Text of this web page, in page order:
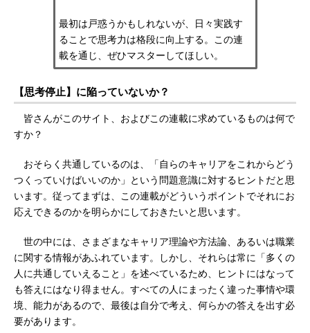
最初は戸惑うかもしれないが、日々実践す
ることで思考力は格段に向上する。この連
載を通じ、ぜひマスターしてほしい。
【思考停止】に陥っていないか？
皆さんがこのサイト、およびこの連載に求めているものは何で
すか？
おそらく共通しているのは、「自らのキャリアをこれからどう
つくっていけばいいのか」という問題意識に対するヒントだと思
います。従ってまずは、この連載がどういうポイントでそれにお
応えできるのかを明らかにしておきたいと思います。
世の中には、さまざまなキャリア理論や方法論、あるいは職業
に関する情報があふれています。しかし、それらは常に「多くの
人に共通していえること」を述べているため、ヒントにはなって
も答えにはなり得ません。すべての人にまったく違った事情や環
境、能力があるので、最後は自分で考え、何らかの答えを出す必
要があります。